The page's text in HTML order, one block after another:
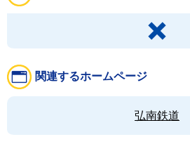
関連するホームページ
弘南鉄道